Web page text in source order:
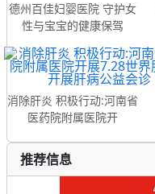
德州百佳妇婴医院 守护女
性与宝宝的健康保驾
消除肝炎 积极行动:河南省
医药院附属医院开
推荐信息